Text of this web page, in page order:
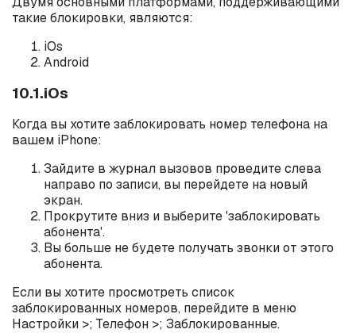
такие блокировки, являются:
iOs
Android
10.1.iOs
Когда вы хотите заблокировать номер телефона на
вашем iPhone:
Зайдите в журнал вызовов проведите слева
направо по записи, вы перейдете на новый
экран.
Прокрутите вниз и выберите 'заблокировать
абонента'.
Вы больше не будете получать звонки от этого
абонента.
Если вы хотите просмотреть список
заблокированных номеров, перейдите в меню
Настройки >; Телефон >; Заблокированные.